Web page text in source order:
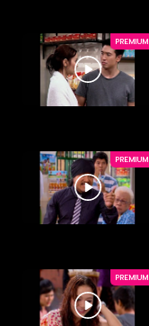
PREMIUM
PREMIUM
PREMIUM